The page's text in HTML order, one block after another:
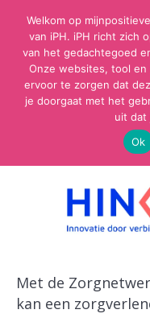
Met de
kan een
Welkom op
van iPH. iPH richt zich
van het gedachtegoed
Onze websites, tool en
ervoor te zorgen dat
je doorgaat met het
uit dat
Ok